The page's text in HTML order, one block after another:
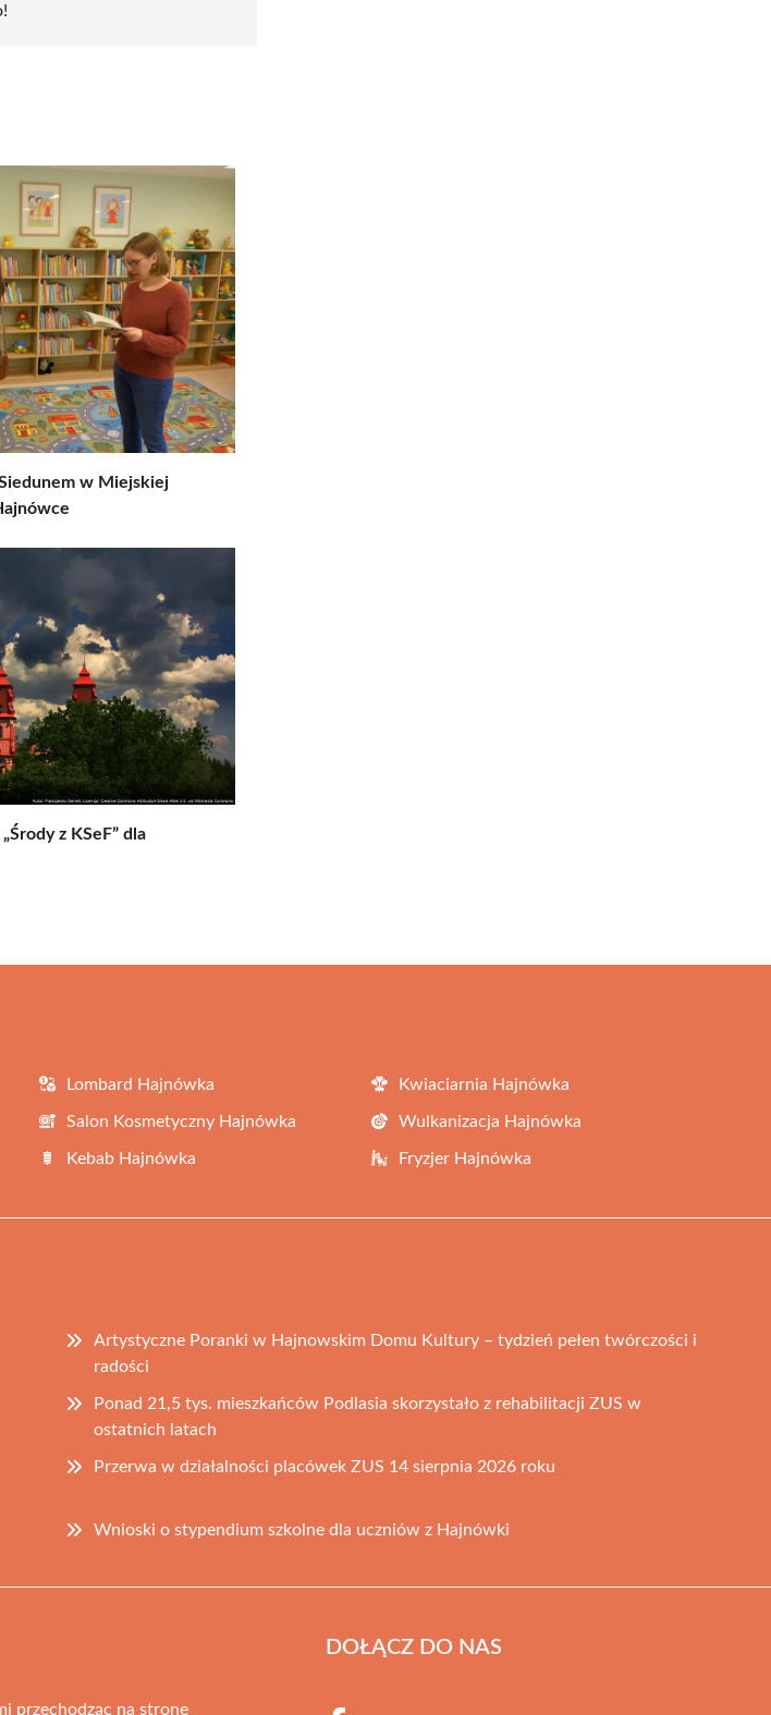
w Miejskiej
z KSeF” dla
Lombard Hajnówka Kwiaciarnia Hajnówka
Salon Kosmetyczny Hajnówka Wulkanizacja Hajnówka
Kebab Hajnówka Fryzjer Hajnówka
Artystyczne Poranki w Hajnowskim Domu Kultury – tydzień pełen twórczości i
radości
Ponad 21,5 tys. mieszkańców Podlasia skorzystało z rehabilitacji ZUS w
ostatnich latach
Przerwa w działalności placówek ZUS 14 sierpnia 2026 roku
Wnioski o stypendium szkolne dla uczniów z Hajnówki
przechodząc na stronę
DOŁĄCZ DO NAS